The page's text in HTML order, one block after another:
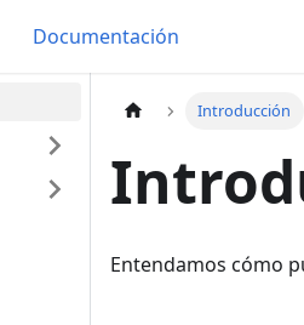
Documentación
Introducción
Entendamos cómo